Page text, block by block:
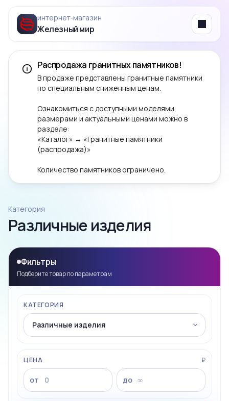
интернет‑магазин
Железный мир Menu
Распродажа гранитных памятников!
В продаже представлены гранитные памятники
по специальным сниженным ценам.
Ознакомиться с доступными моделями,
размерами и актуальными ценами можно в
разделе:
«Каталог» → «Гранитные памятники
(распродажа)»
Количество памятников ограничено.
Категория
Различные изделия
Фильтры
Подберите товар по параметрам
КАТЕГОРИЯ
ЦЕНА ₽
от до